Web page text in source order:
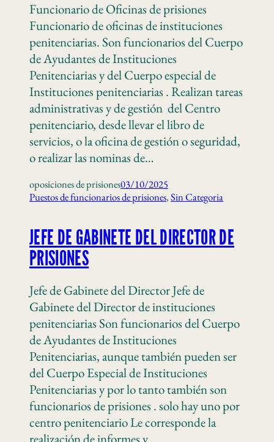
Funcionario de Oficinas de prisiones
Funcionario de oficinas de instituciones
penitenciarias. Son funcionarios del Cuerpo
de Ayudantes de Instituciones
Penitenciarias y del Cuerpo especial de
Instituciones penitenciarias . Realizan tareas
administrativas y de gestión del Centro
penitenciario, desde llevar el libro de
servicios, o la oficina de gestión o seguridad,
o realizar las nominas de…
oposiciones de prisiones03/10/2025
Puestos de funcionarios de prisiones, Sin Categoria
JEFE DE GABINETE DEL DIRECTOR DE
PRISIONES
Jefe de Gabinete del Director Jefe de
Gabinete del Director de instituciones
penitenciarias Son funcionarios del Cuerpo
de Ayudantes de Instituciones
Penitenciarias, aunque también pueden ser
del Cuerpo Especial de Instituciones
Penitenciarias y por lo tanto también son
funcionarios de prisiones . solo hay uno por
centro penitenciario Le corresponde la
realización de informes y…